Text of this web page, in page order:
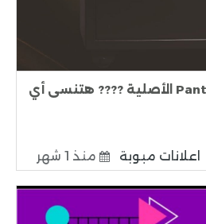
دلوقتي مع خزنة Panther الأصلية ???? هتنسى أي
اعلانات مبوبة منذ 1 شهر